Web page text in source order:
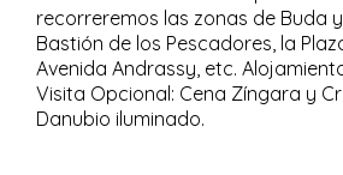
recorreremos las zonas de Buda
Bastión de los Pescadores, la
Avenida Andrassy, etc.
Visita Opcional: Cena Zíngara y
Danubio iluminado.